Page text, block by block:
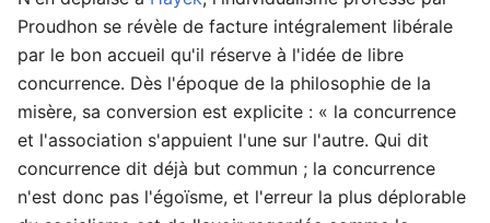
Proudhon se révèle de facture intégralement libérale
par le bon accueil qu'il réserve à l'idée de libre
concurrence. Dès l'époque de la philosophie de la
misère, sa conversion est explicite : « la concurrence
et l'association s'appuient l'une sur l'autre. Qui dit
concurrence dit déjà but commun ; la concurrence
n'est donc pas l'égoïsme, et l'erreur la plus déplorable